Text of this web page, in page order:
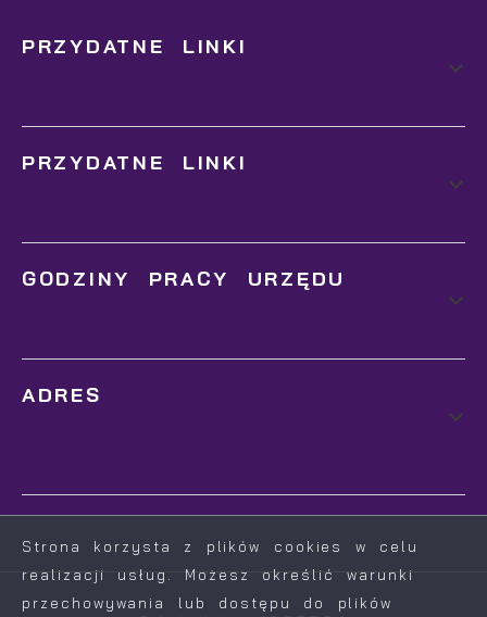
PRZYDATNE LINKI
PRZYDATNE LINKI
GODZINY PRACY URZĘDU
ADRES
Strona korzysta z plików cookies w celu
realizacji usług. Możesz określić warunki
przechowywania lub dostępu do plików